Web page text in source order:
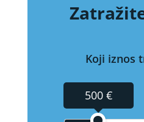
Koji iznos
500 €